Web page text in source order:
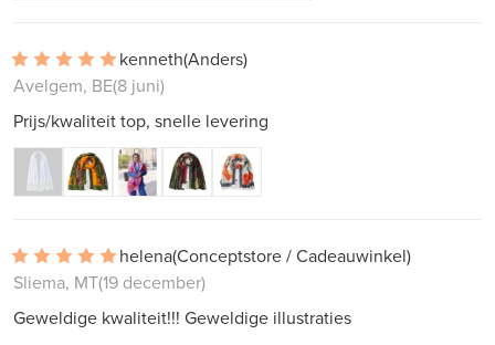
kenneth(Anders)
Avelgem, BE(8 juni)
Prijs/kwaliteit top, snelle levering
helena(Conceptstore / Cadeauwinkel)
Sliema, MT(19 december)
Geweldige kwaliteit!!! Geweldige illustraties